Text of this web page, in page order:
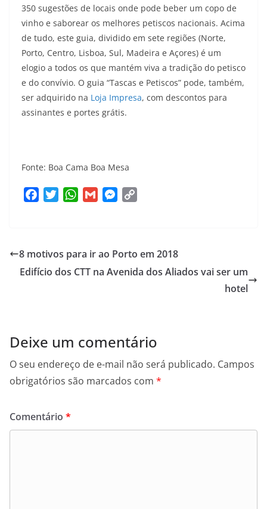
350 sugestões de locais onde pode beber um copo de
vinho e saborear os melhores petiscos nacionais. Acima
de tudo, este guia, dividido em sete regiões (Norte,
Porto, Centro, Lisboa, Sul, Madeira e Açores) é um
elogio a todos os que mantém viva a tradição do petisco
e do convívio. O guia “Tascas e Petiscos” pode, também,
ser adquirido na Loja Impresa, com descontos para
assinantes e portes grátis.
Fonte: Boa Cama Boa Mesa
b
o
t
e
W
s
A
l
M
e
n
L
i
8 motivos para ir ao Porto em 2018
Edifício dos CTT na Avenida dos Aliados vai ser um
hotel
Deixe um comentário
O seu endereço de e-mail não será publicado. Campos
obrigatórios são marcados com *
Comentário *